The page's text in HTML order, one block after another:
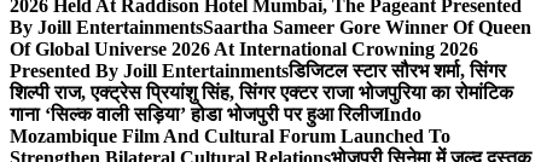
2026 Held At Raddison Hotel Mumbai, The Pageant Presented
By Joill EntertainmentsSaartha Sameer Gore Winner Of Queen
Of Global Universe 2026 At International Crowning 2026
Presented By Joill Entertainmentsडिजिटल स्टार सौरभ शर्मा, सिंगर
शिल्पी राज, एक्ट्रेस प्रियांशु सिंह, सिंगर एक्टर राजा भोजपुरिया का रोमांटिक
गाना ‘सिल्क वाली सड़िया’ होडा भोजपुरी पर हुआ रिलीजIndo
Mozambique Film And Cultural Forum Launched To